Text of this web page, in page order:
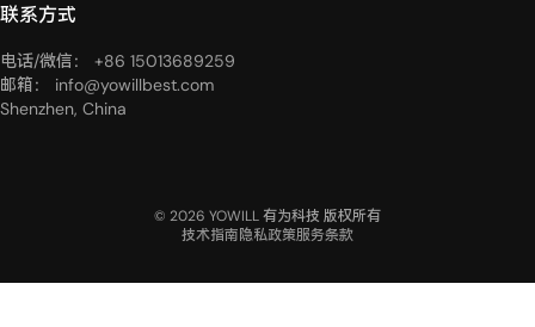
联系方式
电话/微信： +86 15013689259
邮箱： info@yowillbest.com
Shenzhen, China
© 2026 YOWILL 有为科技 版权所有
技术指南隐私政策服务条款